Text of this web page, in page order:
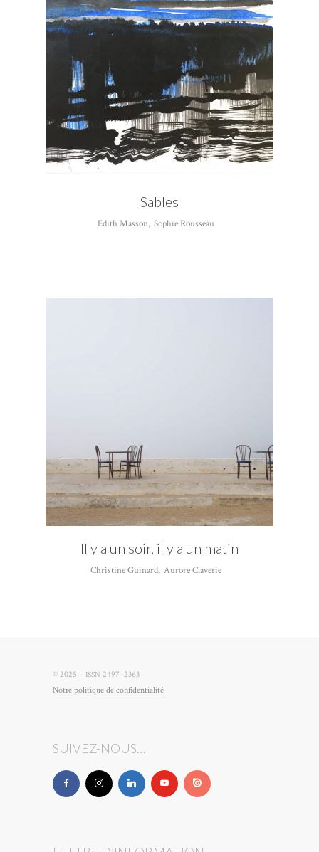
Sables
Edith Masson, Sophie Rousseau
Il y a un soir, il y a un matin
Christine Guinard, Aurore Claverie
© 2025 – ISSN 2497–2363
Notre poli­tique de confidentialité
SUIVEZ-NOUS…